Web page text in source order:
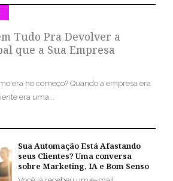
Tudo Pra Devolver a
que a Sua Empresa
era no começo? Quando a empresa era
era uma...
Sua Automação Está Afastando
seus Clientes? Uma conversa
sobre Marketing, IA e Bom Senso